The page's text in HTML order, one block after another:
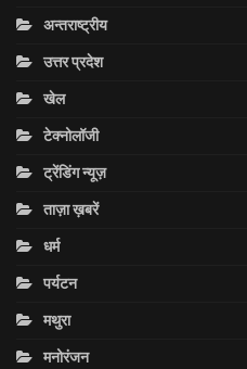
अन्तराष्ट्रीय
उत्तर प्रदेश
खेल
टेक्नोलॉजी
ट्रेंडिंग न्यूज़
ताज़ा ख़बरें
धर्म
पर्यटन
मथुरा
मनोरंजन